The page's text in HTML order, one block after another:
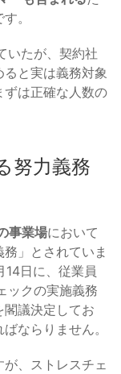
。
いたが、契約社
と実は義務対象
ずは正確な人数の
努力義務
事業場において
」とされていま
日に、従業員
ックの実施義務
議決定してお
ならりません。
、ストレスチェ